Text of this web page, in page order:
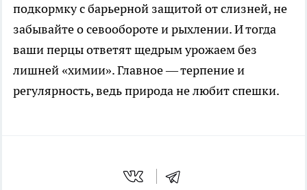
подкормку с барьерной защитой от слизней, не
забывайте о севообороте и рыхлении. И тогда
ваши перцы ответят щедрым урожаем без
лишней «химии». Главное — терпение и
регулярность, ведь природа не любит спешки.